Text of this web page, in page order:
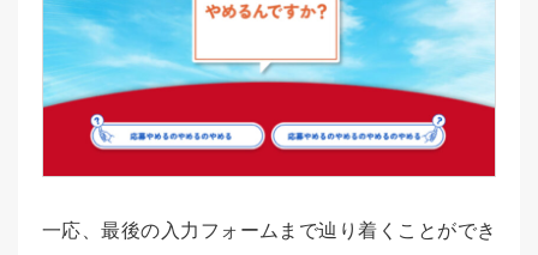
一応、最後の入力フォームまで辿り着くことができ